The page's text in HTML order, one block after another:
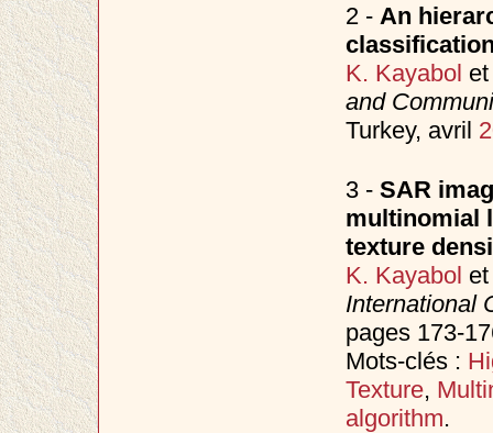
2 - An
K. Kayabol
and
Turkey, avril
3 - SAR
multinomial
texture
K. Kayabol et
International
pages 173-
Mots-clés :
Texture,
algorithm.